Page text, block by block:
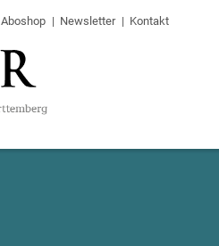
Aboshop Newsletter Kontakt